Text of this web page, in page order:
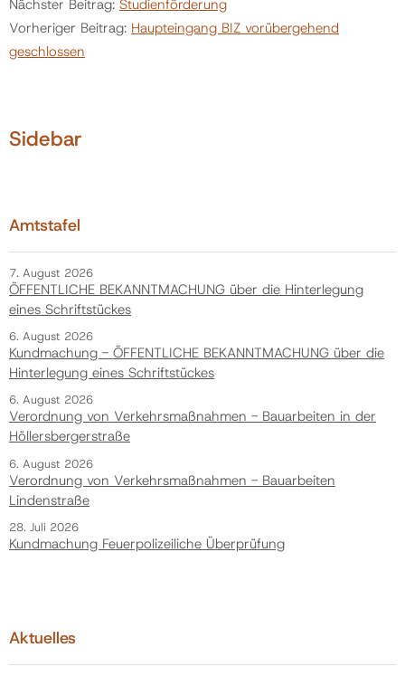
Nächster Beitrag: Studienförderung
Vorheriger Beitrag: Haupteingang BIZ vorübergehend
geschlossen
Sidebar
Amtstafel
7. August 2026
ÖFFENTLICHE BEKANNTMACHUNG über die Hinterlegung
eines Schriftstückes
6. August 2026
Kundmachung - ÖFFENTLICHE BEKANNTMACHUNG über die
Hinterlegung eines Schriftstückes
6. August 2026
Verordnung von Verkehrsmaßnahmen - Bauarbeiten in der
Höllersbergerstraße
6. August 2026
Verordnung von Verkehrsmaßnahmen - Bauarbeiten
Lindenstraße
28. Juli 2026
Kundmachung Feuerpolizeiliche Überprüfung
Aktuelles